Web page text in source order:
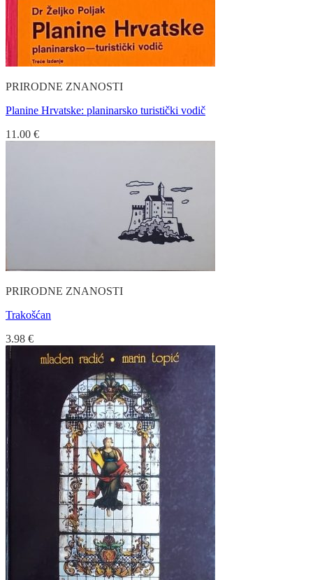
PRIRODNE ZNANOSTI
Planine Hrvatske: planinarsko turistički vodič
11.00 €
PRIRODNE ZNANOSTI
Trakošćan
3.98 €